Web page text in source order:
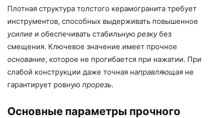
Плотная структура толстого керамогранита требует
инструментов, способных выдерживать повышенное
усилие и обеспечивать стабильную резкубез
смещения. Ключевое значение имеет прочное
основание, которое не прогибается при нажатии. При
слабой конструкции даже точная направляющая не
гарантирует ровную прорезь.
Основные параметры прочного